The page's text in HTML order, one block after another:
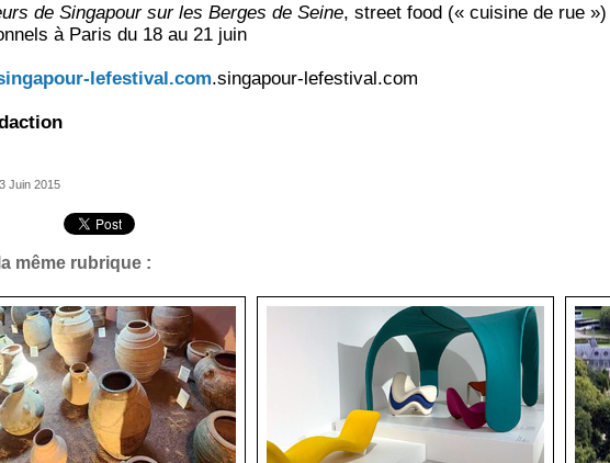
de Singapour sur les Berges de Seine, street food (« cuisine de rue
à Paris du 18 au 21 juin
lefestival.com.singapour-lefestival.com
Juin 2015
même rubrique :